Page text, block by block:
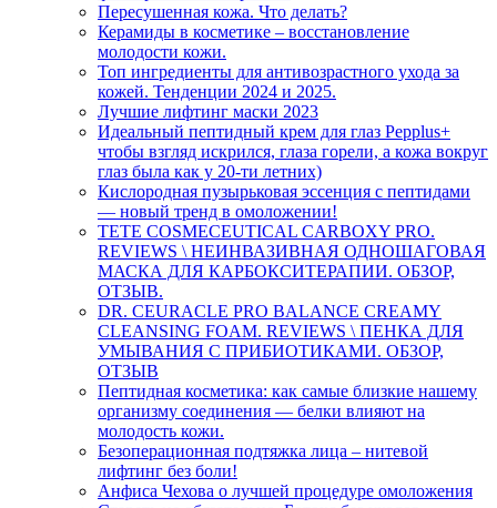
Пересушенная кожа. Что делать?
Керамиды в косметике – восстановление
молодости кожи.
Топ ингредиенты для антивозрастного ухода за
кожей. Тенденции 2024 и 2025.
Лучшие лифтинг маски 2023
Идеальный пептидный крем для глаз Pepplus+
чтобы взгляд искрился, глаза горели, а кожа вокруг
глаз была как у 20-ти летних)
Кислородная пузырьковая эссенция с пептидами
— новый тренд в омоложении!
TETE COSMECEUTICAL CARBOXY PRO.
REVIEWS \ НЕИНВАЗИВНАЯ ОДНОШАГОВАЯ
МАСКА ДЛЯ КАРБОКСИТЕРАПИИ. ОБЗОР,
ОТЗЫВ.
DR. CEURACLE PRO BALANCE CREAMY
CLEANSING FOAM. REVIEWS \ ПЕНКА ДЛЯ
УМЫВАНИЯ С ПРИБИОТИКАМИ. ОБЗОР,
ОТЗЫВ
Пептидная косметика: как самые близкие нашему
организму соединения — белки влияют на
молодость кожи.
Безоперационная подтяжка лица – нитевой
лифтинг без боли!
Анфиса Чехова о лучшей процедуре омоложения